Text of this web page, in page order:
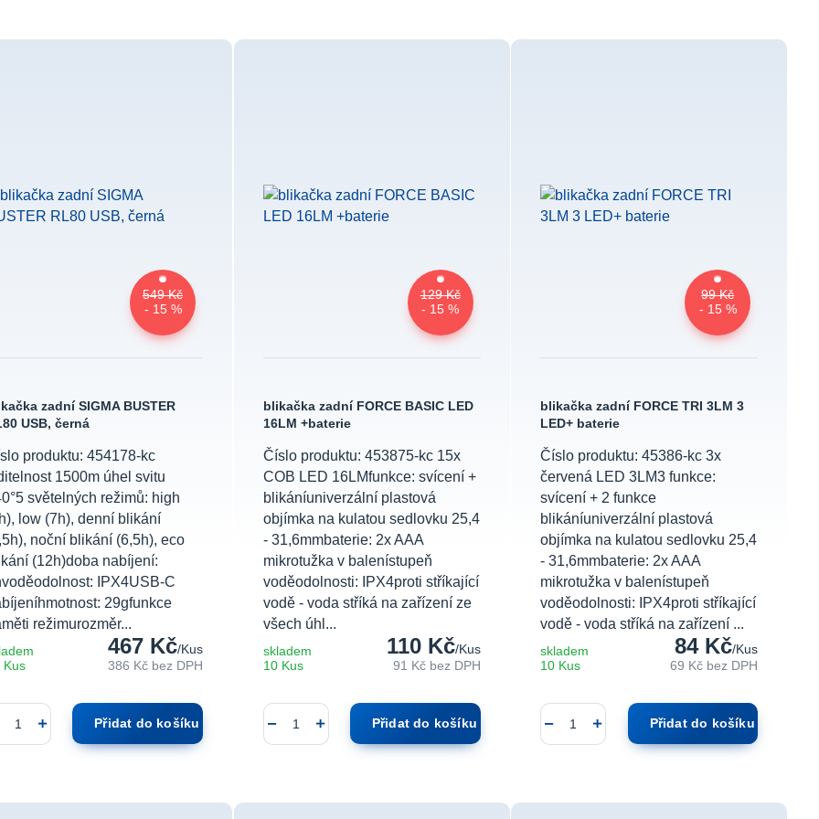
549 Kč
- 15 %
zadní SIGMA BUSTER
USB, černá
produktu: 454178-kc
1500m úhel svitu
světelných režimů: high
low (7h), denní blikání
noční blikání (6,5h), eco
(12h)doba nabíjení:
IPX4USB-C
29gfunkce
režimurozměr...
467 Kč/Kus
386 Kč bez DPH
Kus
Přidat do košíku
129 Kč
- 15 %
blikačka zadní FORCE BASIC LED
16LM +baterie
Číslo produktu: 453875-kc 15x
COB LED 16LMfunkce: svícení +
blikáníuniverzální plastová
objímka na kulatou sedlovku 25,4
- 31,6mmbaterie: 2x AAA
mikrotužka v balenístupeň
voděodolnosti: IPX4proti stříkající
vodě - voda stříká na zařízení ze
všech úhl...
110 Kč/Kus
91 Kč bez DPH
skladem
10 Kus
Přidat do košíku
99 Kč
- 15 %
blikačka zadní FORCE TRI 3LM 3
LED+ baterie
Číslo produktu: 45386-kc 3x
červená LED 3LM3 funkce:
svícení + 2 funkce
blikáníuniverzální plastová
objímka na kulatou sedlovku 25,4
- 31,6mmbaterie: 2x AAA
mikrotužka v balenístupeň
voděodolnosti: IPX4proti stříkající
vodě - voda stříká na zařízení ...
84 Kč/Kus
69 Kč bez DPH
skladem
10 Kus
Přidat do košíku